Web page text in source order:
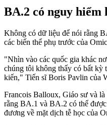
BA.2 có nguy hiểm
Không có dữ liệu để nói rằng
các biến thể phụ trước của
"Nhìn vào các quốc gia khác
chúng tôi không thấy có bất kỳ
kiến," Tiến sĩ Boris Pavlin của
Francois Balloux, Giáo sư và
rằng BA.1 và BA.2 có thể
đương về mặt dịch tễ học của